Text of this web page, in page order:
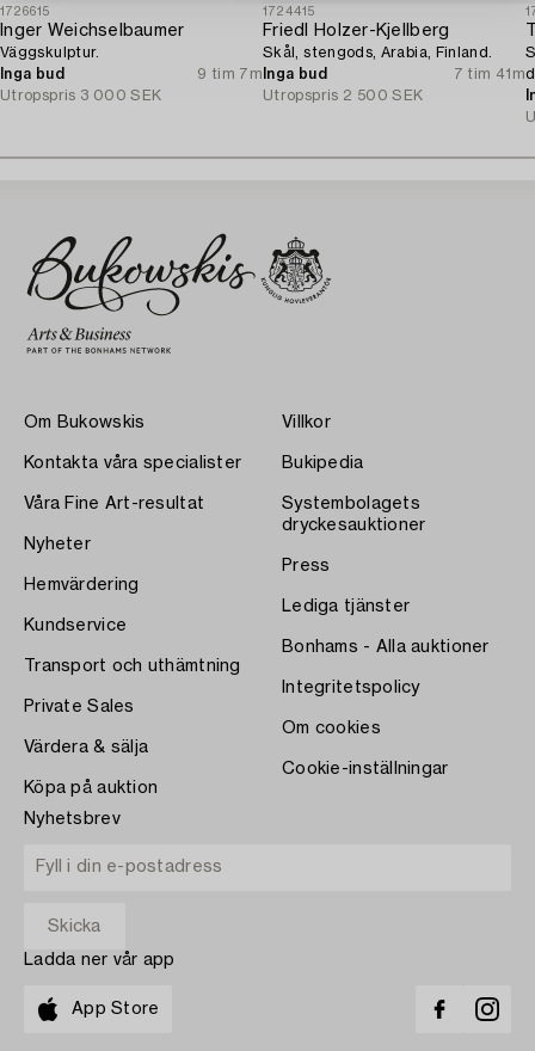
1726615
Inger Weichselbaumer
Väggskulptur.
Inga bud
9 tim 7m
Utropspris 3 000 SEK
1724415
Friedl Holzer-Kjellberg
Skål, stengods, Arabia, Finland.
Inga bud
7 tim 41m
Utropspris 2 500 SEK
Om Bukowskis
Kontakta våra specialister
Våra Fine Art-resultat
Nyheter
Hemvärdering
Kundservice
Transport och uthämtning
Private Sales
Värdera & sälja
Köpa på auktion
Villkor
Bukipedia
Systembolagets
dryckesauktioner
Press
Lediga tjänster
Bonhams - Alla auktioner
Integritetspolicy
Om cookies
Cookie-inställningar
Nyhetsbrev
Ladda ner vår app
App Store